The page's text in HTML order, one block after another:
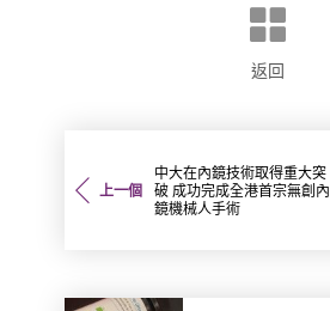
返回
上一個
中大在內鏡技術取得重大突
破 成功完成全港首宗無創內
鏡機械人手術